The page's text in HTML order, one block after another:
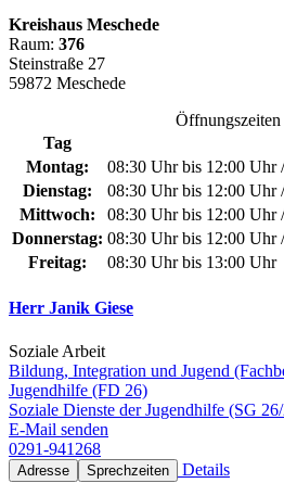
Kreishaus Meschede
Raum: 376
Steinstraße 27
59872 Meschede
Öffnungszeiten
Tag
Montag:
08:30 Uhr bis 12:00 Uhr
Dienstag:
08:30 Uhr bis 12:00 Uhr
Mittwoch:
08:30 Uhr bis 12:00 Uhr
Donnerstag: 08:30 Uhr bis 12:00 Uhr
Freitag:
08:30 Uhr bis 13:00 Uhr
Herr Janik Giese
Soziale Arbeit
Bildung, Integration und Jugend
Jugendhilfe (FD 26)
Soziale Dienste der Jugendhilfe (SG
E-Mail senden
0291-941268
Adresse Sprechzeiten Details